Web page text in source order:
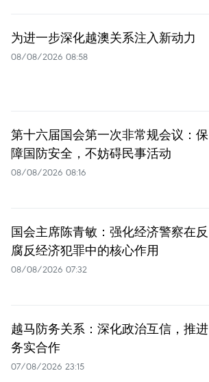
为进一步深化越澳关系注入新动力
08/08/2026 08:58
第十六届国会第一次非常规会议：保
障国防安全，不妨碍民事活动
08/08/2026 08:16
国会主席陈青敏：强化经济警察在反
腐反经济犯罪中的核心作用
08/08/2026 07:32
越马防务关系：深化政治互信，推进
务实合作
07/08/2026 23:15